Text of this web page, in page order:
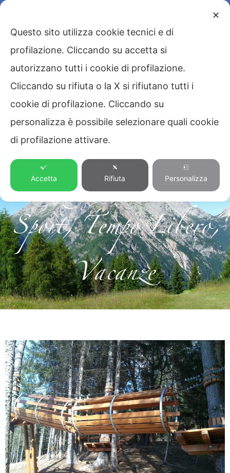
Blog,Dolomiti,
Montagna,Natura,
Sport,Tempo Libero,
Vacanze
✕
Questo sito utilizza cookie tecnici e di
profilazione. Cliccando su accetta si
autorizzano tutti i cookie di profilazione.
Cliccando su rifiuta o la X si rifiutano tutti i
cookie di profilazione. Cliccando su
personalizza è possibile selezionare quali cookie
di profilazione attivare.
Accetta Rifiuta Personalizza